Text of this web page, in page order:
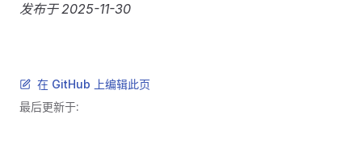
发布于 2025-11-30
在 GitHub 上编辑此页
最后更新于: